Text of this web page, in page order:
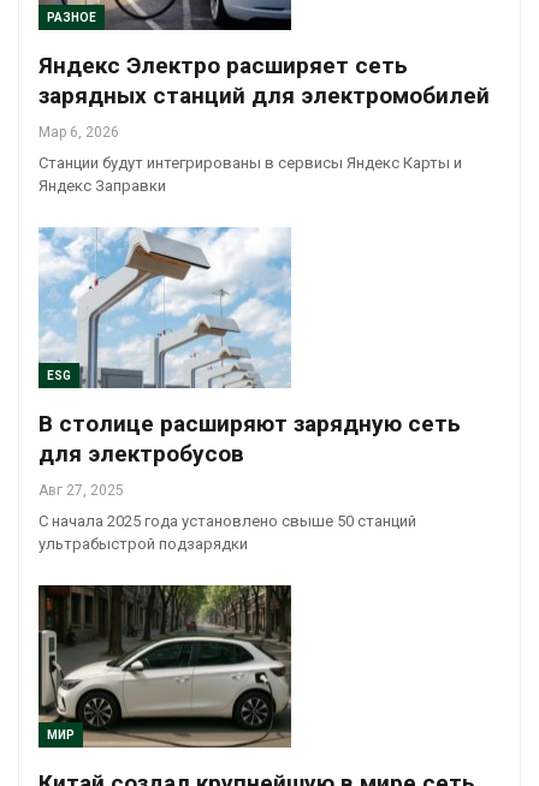
РАЗНОЕ
Яндекс Электро расширяет сеть
зарядных станций для электромобилей
Мар 6, 2026
Станции будут интегрированы в сервисы Яндекс Карты и
Яндекс Заправки
ESG
В столице расширяют зарядную сеть
для электробусов
Авг 27, 2025
С начала 2025 года установлено свыше 50 станций
ультрабыстрой подзарядки
МИР